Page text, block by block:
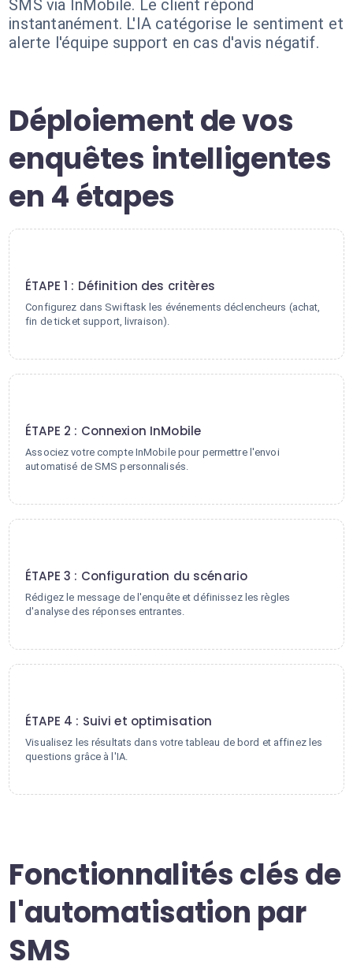
SMS via InMobile. Le client répond
instantanément. L'IA catégorise le sentiment et
alerte l'équipe support en cas d'avis négatif.
Déploiement de vos
enquêtes intelligentes
en 4 étapes
ÉTAPE 1 : Définition des critères
Configurez dans Swiftask les événements déclencheurs (achat,
fin de ticket support, livraison).
ÉTAPE 2 : Connexion InMobile
Associez votre compte InMobile pour permettre l'envoi
automatisé de SMS personnalisés.
ÉTAPE 3 : Configuration du scénario
Rédigez le message de l'enquête et définissez les règles
d'analyse des réponses entrantes.
ÉTAPE 4 : Suivi et optimisation
Visualisez les résultats dans votre tableau de bord et affinez les
questions grâce à l'IA.
Fonctionnalités clés de
l'automatisation par
SMS